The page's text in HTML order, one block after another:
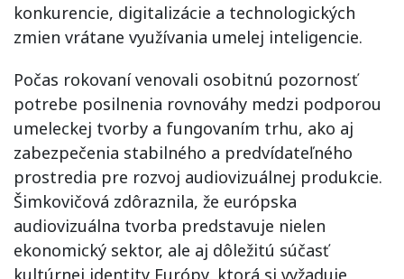
konkurencie, digitalizácie a technologických
zmien vrátane využívania umelej inteligencie.
Počas rokovaní venovali osobitnú pozornosť
potrebe posilnenia rovnováhy medzi podporou
umeleckej tvorby a fungovaním trhu, ako aj
zabezpečenia stabilného a predvídateľného
prostredia pre rozvoj audiovizuálnej produkcie.
Šimkovičová zdôraznila, že európska
audiovizuálna tvorba predstavuje nielen
ekonomický sektor, ale aj dôležitú súčasť
kultúrnej identity Európy, ktorá si vyžaduje